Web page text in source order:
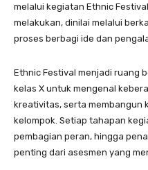
melalui kegiatan Ethnic
melakukan, dinilai melalui
proses berbagi ide dan
Ethnic Festival menjadi ruang
kelas X untuk mengenal
kreativitas, serta membangun
kelompok. Setiap tahapan
pembagian peran, hingga
penting dari asesmen yang